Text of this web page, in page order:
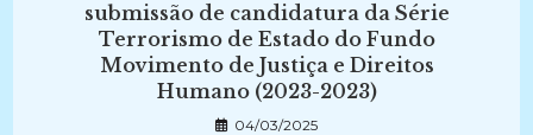
submissão de candidatura da Série
Terrorismo de Estado do Fundo
Movimento de Justiça e Direitos
Humano (2023-2023)
04/03/2025